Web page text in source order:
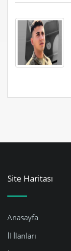
Site Haritası
Anasayfa
İl İlanları